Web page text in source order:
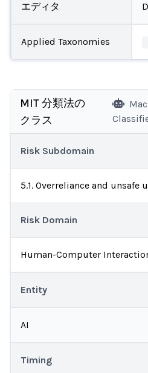
エディタ
Applied Taxonomies
MIT 分類法の
クラス
Risk Subdomain
5.1. Overreliance and unsafe
Risk Domain
Human-Computer
Entity
AI
Timing